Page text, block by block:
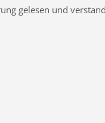
gelesen und